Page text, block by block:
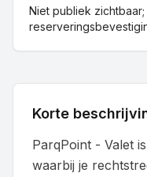
Niet publiek zichtbaar;
Korte
ParqPoint - Valet
waarbij je